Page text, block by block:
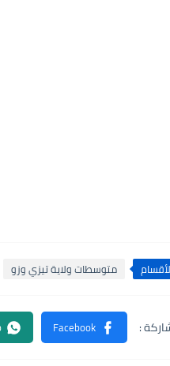
متوسطات ولاية تيزي وزو